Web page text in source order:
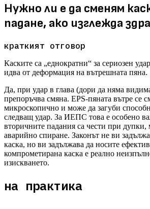
Нужно ли е да сменям
падане, ако изглежда
краткият отговор
Каските са „еднократни“ за сериозен
идва от деформация на вътрешната пяна.
Да, при удар в глава (дори да няма
препоръчва смяна. EPS-пяната вътре се
микроскопично и може да загуби
следващ удар. За ИЕПС това е особено
вторичните падания са чести при
аварийно спиране. Законът не ви
каска, но ви задължава да носите
компрометирана каска е реално
изискването.
на практика